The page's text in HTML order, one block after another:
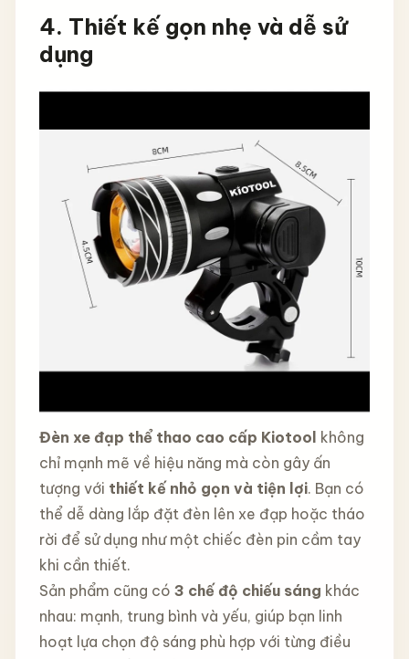
4. Thiết kế gọn nhẹ và dễ sử
dụng
Đèn xe đạp thể thao cao cấp Kiotool không
chỉ mạnh mẽ về hiệu năng mà còn gây ấn
tượng với thiết kế nhỏ gọn và tiện lợi. Bạn có
thể dễ dàng lắp đặt đèn lên xe đạp hoặc tháo
rời để sử dụng như một chiếc đèn pin cầm tay
khi cần thiết.
Sản phẩm cũng có 3 chế độ chiếu sáng khác
nhau: mạnh, trung bình và yếu, giúp bạn linh
hoạt lựa chọn độ sáng phù hợp với từng điều